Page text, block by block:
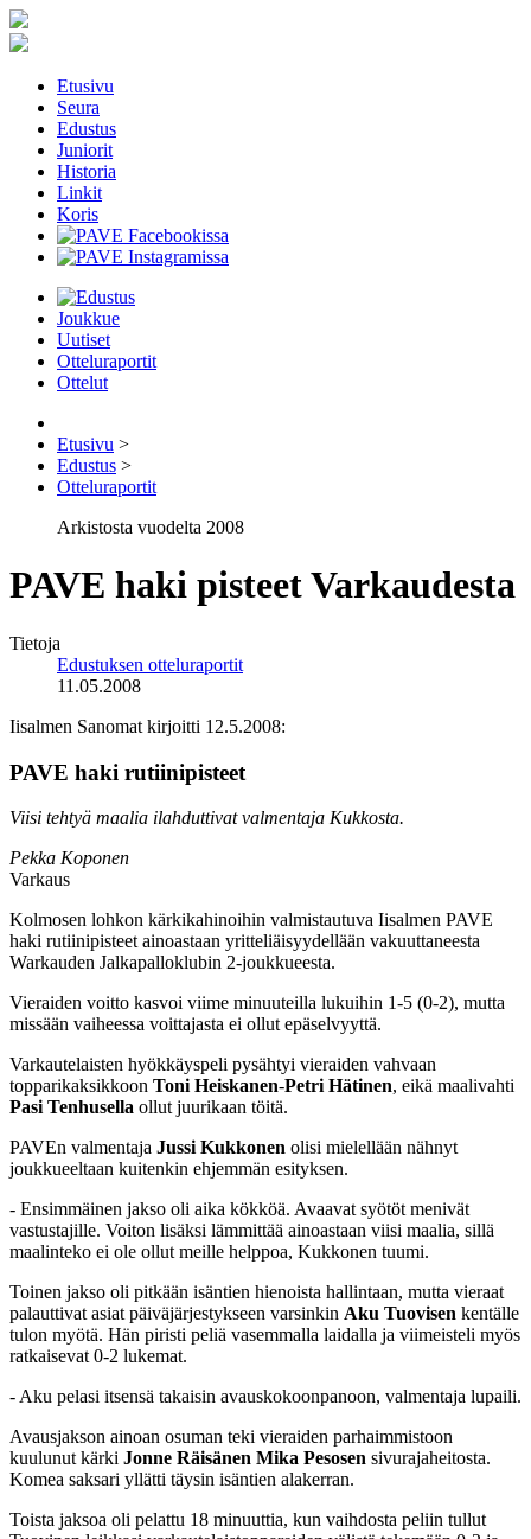
Etusivu
Seura
Edustus
Juniorit
Historia
Linkit
Koris
Joukkue
Uutiset
Otteluraportit
Ottelut
Etusivu >
Edustus >
Otteluraportit
Arkistosta vuodelta 2008
PAVE haki pisteet Varkaudesta
Tietoja
Edustuksen otteluraportit
11.05.2008
Iisalmen Sanomat kirjoitti 12.5.2008:
PAVE haki rutiinipisteet
Viisi tehtyä maalia ilahduttivat valmentaja Kukkosta.
Pekka Koponen
Varkaus
Kolmosen lohkon kärkikahinoihin valmistautuva Iisalmen PAVE
haki rutiinipisteet ainoastaan yritteliäisyydellään vakuuttaneesta
Warkauden Jalkapalloklubin 2-joukkueesta.
Vieraiden voitto kasvoi viime minuuteilla lukuihin 1-5 (0-2), mutta
missään vaiheessa voittajasta ei ollut epäselvyyttä.
Varkautelaisten hyökkäyspeli pysähtyi vieraiden vahvaan
topparikaksikkoon Toni Heiskanen-Petri Hätinen, eikä maalivahti
Pasi Tenhusella ollut juurikaan töitä.
PAVEn valmentaja Jussi Kukkonen olisi mielellään nähnyt
joukkueeltaan kuitenkin ehjemmän esityksen.
- Ensimmäinen jakso oli aika kökköä. Avaavat syötöt menivät
vastustajille. Voiton lisäksi lämmittää ainoastaan viisi maalia, sillä
maalinteko ei ole ollut meille helppoa, Kukkonen tuumi.
Toinen jakso oli pitkään isäntien hienoista hallintaan, mutta vieraat
palauttivat asiat päiväjärjestykseen varsinkin Aku Tuovisen kentälle
tulon myötä. Hän piristi peliä vasemmalla laidalla ja viimeisteli myös
ratkaisevat 0-2 lukemat.
- Aku pelasi itsensä takaisin avauskokoonpanoon, valmentaja lupaili.
Avausjakson ainoan osuman teki vieraiden parhaimmistoon
kuulunut kärki Jonne Räisänen Mika Pesosen sivurajaheitosta.
Komea saksari yllätti täysin isäntien alakerran.
Toista jaksoa oli pelattu 18 minuuttia, kun vaihdosta peliin tullut